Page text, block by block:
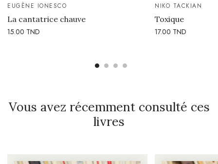
EUGÈNE IONESCO
La cantatrice chauve
15.00 TND
NIKO TACKIAN
Toxique
17.00 TND
Vous avez récemment consulté ces
livres